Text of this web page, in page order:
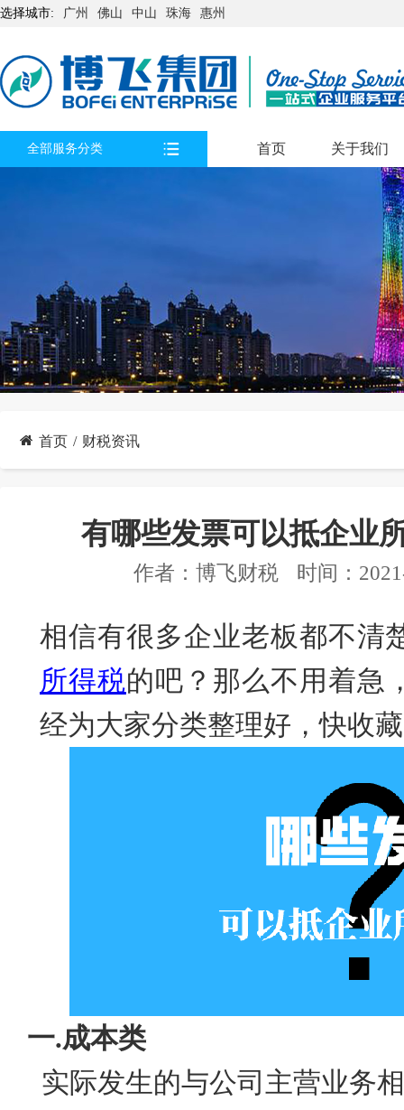
选择城市: 广州 佛山 中山 珠海 惠州
全部服务分类 首页 关于我们
首页 财税资讯
有哪些发票可以抵企业
作者： 博飞财税 时间：
相信有很多企业老板都不清
所得税的吧 ？ 那么不用着急
经为大家分类整理好，快收
一.成本类
实际发生的与公司主营业务